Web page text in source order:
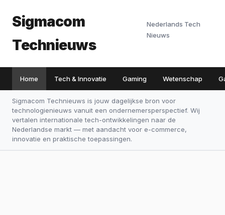
Sigmacom
Technieuws
Nederlands Tech
Nieuws
Home Tech & Innovatie Gaming Wetenschap
Sigmacom Technieuws is jouw dagelijkse bron voor
technologienieuws vanuit een ondernemersperspectief. Wij
vertalen internationale tech-ontwikkelingen naar de
Nederlandse markt — met aandacht voor e-commerce,
innovatie en praktische toepassingen.